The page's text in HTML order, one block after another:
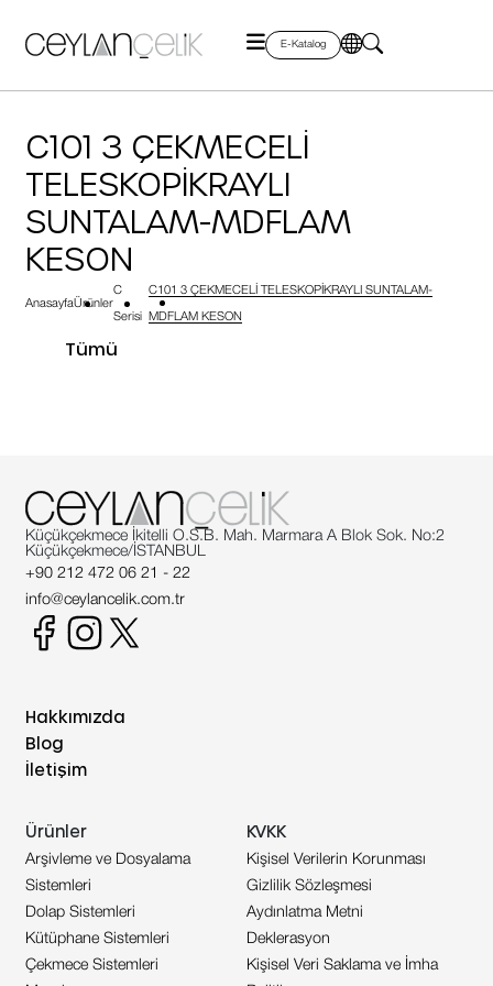
E-Katalog
C101 3 ÇEKMECELİ
TELESKOPİKRAYLI
SUNTALAM-MDFLAM
KESON
AnasayfaÜrünler
C
Serisi
C101 3 ÇEKMECELİ TELESKOPİKRAYLI SUNTALAM-
MDFLAM KESON
Tümü
Küçükçekmece İkitelli O.S.B. Mah. Marmara A Blok Sok. No:2
Küçükçekmece/İSTANBUL
+90 212 472 06 21 - 22
info@ceylancelik.com.tr
Hakkımızda
Blog
İletişim
Ürünler
Arşivleme ve Dosyalama
Sistemleri
Dolap Sistemleri
Kütüphane Sistemleri
Çekmece Sistemleri
KVKK
Kişisel Verilerin Korunması
Gizlilik Sözleşmesi
Aydınlatma Metni
Deklerasyon
Kişisel Veri Saklama ve İmha